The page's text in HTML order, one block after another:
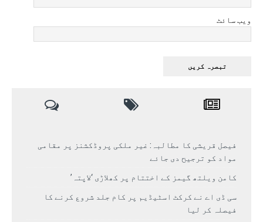
ویب سائٹ
فیصل قریشی کا مطالبہ: غیر ملکی پروڈکشنز پر مقامی
مواد کو ترجیح دی جائے
کامن ویلتھ گیمز کے اختتام پر کھلاڑی ‘لاپتہ’
سی ڈی اے نے کرکٹ اسٹیڈیم پر کام جلد شروع کرنے کا
فیصلہ کر لیا